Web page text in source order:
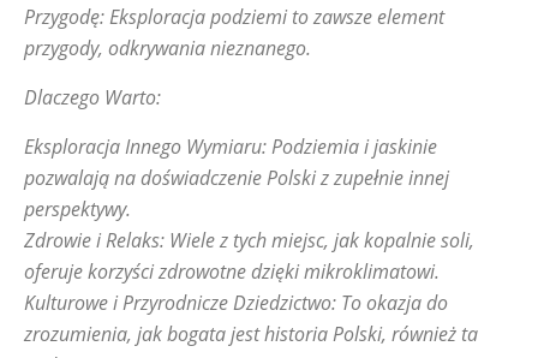
Przygodę: Eksploracja podziemi to zawsze element
przygody, odkrywania nieznanego.
Dlaczego Warto:
Eksploracja Innego Wymiaru: Podziemia i jaskinie
pozwalają na doświadczenie Polski z zupełnie innej
perspektywy.
Zdrowie i Relaks: Wiele z tych miejsc, jak kopalnie soli,
oferuje korzyści zdrowotne dzięki mikroklimatowi.
Kulturowe i Przyrodnicze Dziedzictwo: To okazja do
zrozumienia, jak bogata jest historia Polski, również ta